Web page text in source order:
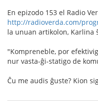
En epizodo 153 el Radio
http://radioverda.com/
la unuan artikolon, Karlina
"Kompreneble, por
nur vasta-ĝi-statigo de
Ĉu me audis ĝuste? Kion